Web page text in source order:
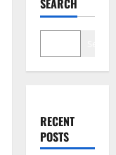
SEARCH
RECENT
POSTS